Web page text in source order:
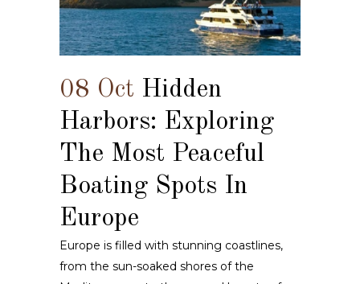
08 Oct Hidden
Harbors: Exploring
The Most Peaceful
Boating Spots In
Europe
Europe is filled with stunning coastlines,
from the sun-soaked shores of the